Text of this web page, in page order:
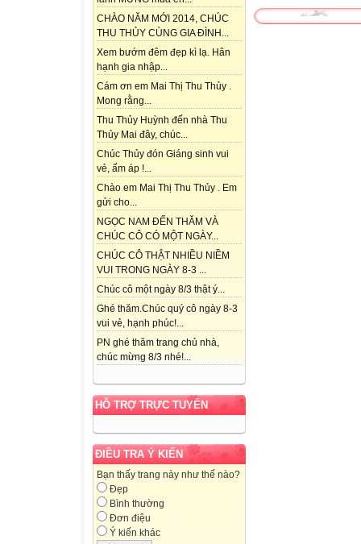
CHÀO NĂM MỚI 2014, CHÚC
THU THỦY CÙNG GIA ĐÌNH...
Xem bướm đêm đẹp kì lạ. Hân
hạnh gia nhập...
Cám ơn em Mai Thị Thu Thủy .
Mong rằng...
Thu Thủy Huỳnh đến nhà Thu
Thủy Mai đây, chúc...
Chúc Thủy đón Giáng sinh vui
vẻ, ấm áp !...
Chào em Mai Thị Thu Thủy . Em
gửi cho...
NGỌC NAM ĐẾN THĂM VÀ
CHÚC CÔ CÓ MỘT NGÀY...
CHÚC CÔ THẬT NHIỀU NIỀM
VUI TRONG NGÀY 8-3 ...
Chúc cô một ngày 8/3 thật ý...
Ghé thăm.Chúc quý cô ngày 8-3
vui vẻ, hạnh phúc!...
PN ghé thăm trang chủ nhà,
chúc mừng 8/3 nhé!...
HỖ TRỢ TRỰC TUYẾN
ĐIỀU TRA Ý KIẾN
Bạn thấy trang này như thế nào?
Đẹp
Bình thường
Đơn điệu
Ý kiến khác